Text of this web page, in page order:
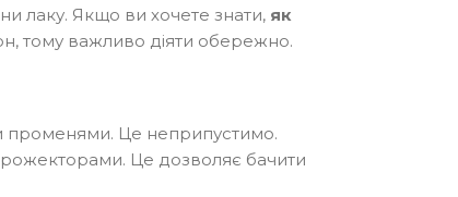
лаку. Якщо ви хочете знати, як
тому важливо діяти обережно.
променями. Це неприпустимо.
Це дозволяє бачити